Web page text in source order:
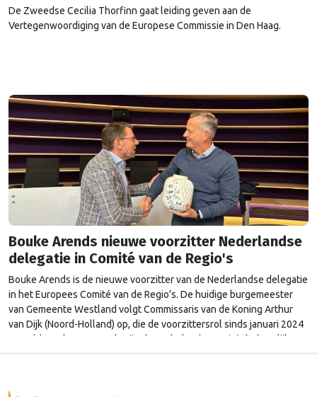
De Zweedse Cecilia Thorfinn gaat leiding geven aan de
Vertegenwoordiging van de Europese Commissie in Den Haag.
Bouke Arends nieuwe voorzitter Nederlandse
delegatie in Comité van de Regio's
Bouke Arends is de nieuwe voorzitter van de Nederlandse delegatie
in het Europees Comité van de Regio’s. De huidige burgemeester
van Gemeente Westland volgt Commissaris van de Koning Arthur
van Dijk (Noord-Holland) op, die de voorzittersrol sinds januari 2024
vervulde. Volgens Arends zijn de Nederlandse regio’s behoorlijk